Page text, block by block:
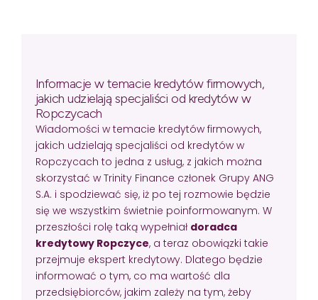
Informacje w temacie kredytów firmowych,
jakich udzielają specjaliści od kredytów w
Ropczycach
Wiadomości w temacie kredytów firmowych,
jakich udzielają specjaliści od kredytów w
Ropczycach to jedna z usług, z jakich można
skorzystać w Trinity Finance członek Grupy ANG
S.A. i spodziewać się, iż po tej rozmowie będzie
się we wszystkim świetnie poinformowanym. W
przeszłości rolę taką wypełniał doradca
kredytowy Ropczyce, a teraz obowiązki takie
przejmuje ekspert kredytowy. Dlatego będzie
informować o tym, co ma wartość dla
przedsiębiorców, jakim zależy na tym, żeby